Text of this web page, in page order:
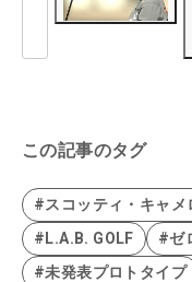
この記事のタグ
#スコッティ・キャメ
#L.A.B. GOLF
#ゼ
#未発表プロトタイプ